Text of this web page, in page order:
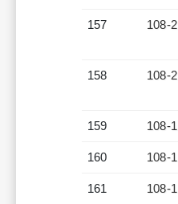
157 108-2
158 108-2
159 108-1
160 108-1
161 108-1